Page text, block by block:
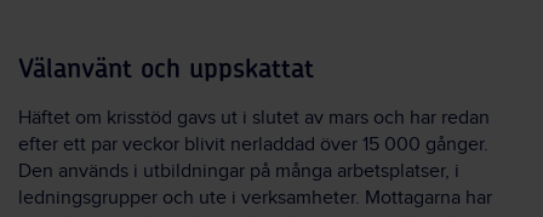
Välanvänt och uppskattat
Häftet om krisstöd gavs ut i slutet av mars och har redan
efter ett par veckor blivit nerladdad över 15 000 gånger.
Den används i utbildningar på många arbetsplatser, i
ledningsgrupper och ute i verksamheter. Mottagarna har